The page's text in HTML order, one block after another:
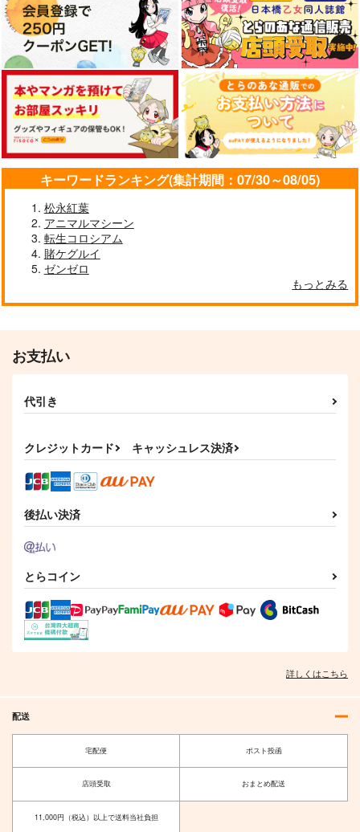
704円（税込）
サンプル
作品詳細
キーワードランキング(集計期間：07/30～08/05)
松永紅葉
アニマルマシーン
転生コロシアム
賭ケグルイ
ゼンゼロ
もっとみる
お支払い
代引き
クレジットカード キャッシュレス決済
後払い決済
とらコイン
詳しくはこちら
配送
宅配便 ポスト投函
店頭受取 おまとめ配送
11,000円（税込）以上で送料当社負担